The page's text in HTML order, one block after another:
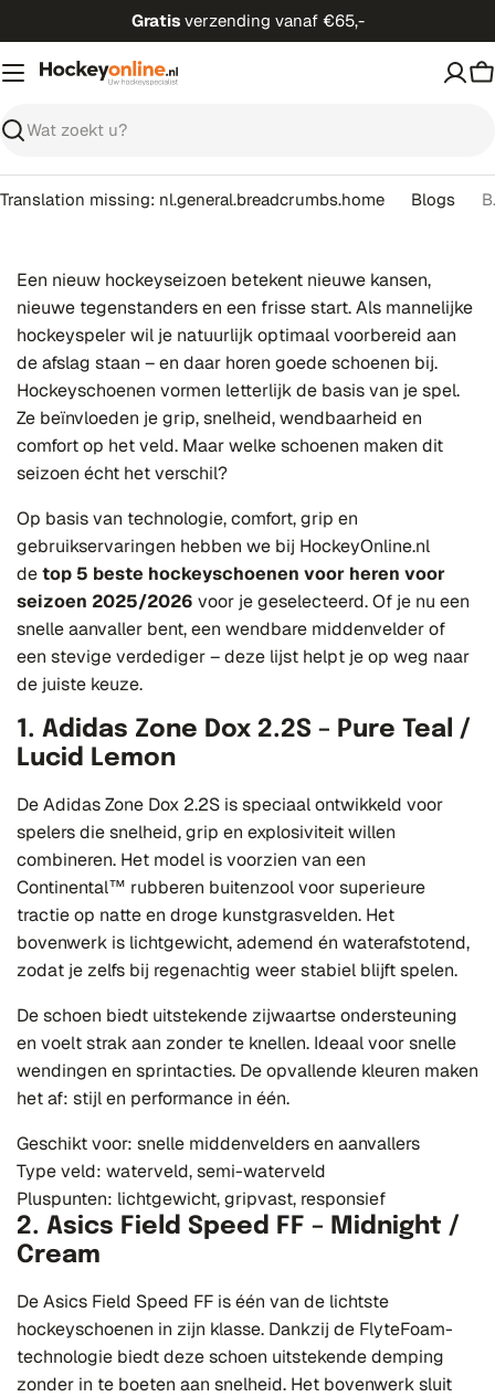
direct
naar
inhoud
Gratis verzending vanaf €65,-
Zoeken
Translation missing: nl.general.breadcrumbs.home Blogs Beste
Een nieuw hockeyseizoen betekent nieuwe kansen,
nieuwe tegenstanders en een frisse start. Als mannelijke
hockeyspeler wil je natuurlijk optimaal voorbereid aan
de afslag staan – en daar horen goede schoenen bij.
Hockeyschoenen vormen letterlijk de basis van je spel.
Ze beïnvloeden je grip, snelheid, wendbaarheid en
comfort op het veld. Maar welke schoenen maken dit
seizoen écht het verschil?
Op basis van technologie, comfort, grip en
gebruikservaringen hebben we bij HockeyOnline.nl
detop 5 beste hockeyschoenen voor heren voor
seizoen 2025/2026 voor je geselecteerd. Of je nu een
snelle aanvaller bent, een wendbare middenvelder of
een stevige verdediger – deze lijst helpt je op weg naar
de juiste keuze.
1. Adidas Zone Dox 2.2S – Pure Teal /
Lucid Lemon
De Adidas Zone Dox 2.2S is speciaal ontwikkeld voor
spelers die snelheid, grip en explosiviteit willen
combineren. Het model is voorzien van een
Continental™ rubberen buitenzool voor superieure
tractie op natte en droge kunstgrasvelden. Het
bovenwerk is lichtgewicht, ademend én waterafstotend,
zodat je zelfs bij regenachtig weer stabiel blijft spelen.
De schoen biedt uitstekende zijwaartse ondersteuning
en voelt strak aan zonder te knellen. Ideaal voor snelle
wendingen en sprintacties. De opvallende kleuren maken
het af: stijl en performance in één.
Geschikt voor: snelle middenvelders en aanvallers
Type veld: waterveld, semi-waterveld
Pluspunten: lichtgewicht, gripvast, responsief
2. Asics Field Speed FF – Midnight /
Cream
De Asics Field Speed FF is één van de lichtste
hockeyschoenen in zijn klasse. Dankzij de FlyteFoam-
technologie biedt deze schoen uitstekende demping
zonder in te boeten aan snelheid. Het bovenwerk sluit